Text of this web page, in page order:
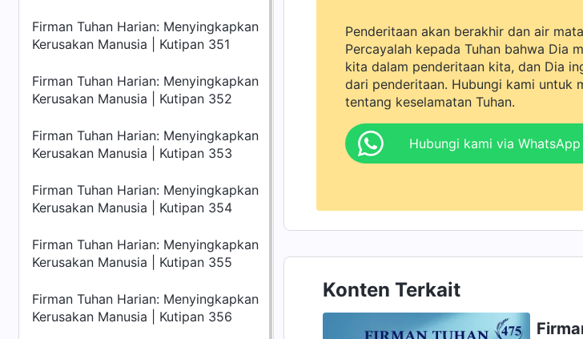
Firman Tuhan Harian: Menyingkapkan
Kerusakan Manusia | Kutipan 351
Firman Tuhan Harian: Menyingkapkan
Kerusakan Manusia | Kutipan 352
Firman Tuhan Harian: Menyingkapkan
Kerusakan Manusia | Kutipan 353
Firman Tuhan Harian: Menyingkapkan
Kerusakan Manusia | Kutipan 354
Firman Tuhan Harian: Menyingkapkan
Kerusakan Manusia | Kutipan 355
Firman Tuhan Harian: Menyingkapkan
Kerusakan Manusia | Kutipan 356
Penderitaan akan berakhir dan air
Percayalah kepada Tuhan bahwa Dia
kita dalam penderitaan kita, dan Dia
dari penderitaan. Hubungi kami untuk
tentang keselamatan Tuhan.
Hubungi kami via WhatsApp
Konten Terkait